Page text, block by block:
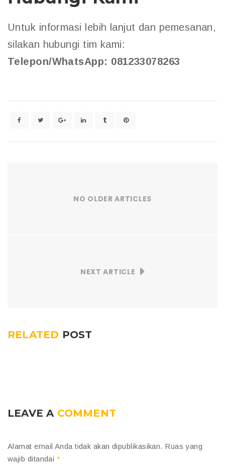
Untuk informasi lebih lanjut dan pemesanan,
silakan hubungi tim kami:
Telepon/WhatsApp: 081233078263
NO OLDER ARTICLES
NEXT ARTICLE
RELATED POST
LEAVE A COMMENT
Alamat email Anda tidak akan dipublikasikan. Ruas yang
wajib ditandai *